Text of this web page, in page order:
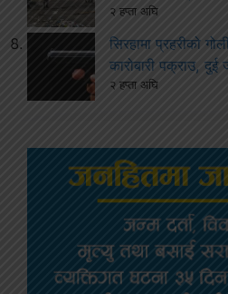
२ हप्ता अघि
सिरहामा प्रहरीको
कारोबारी पक्राउ, दुई
२ हप्ता अघि